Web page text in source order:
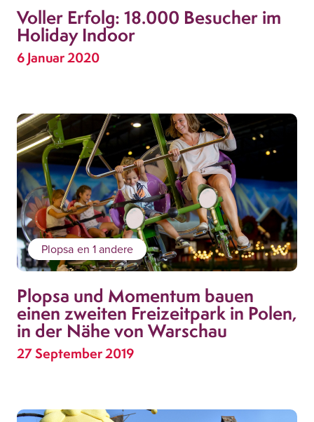
Voller Erfolg: 18.000 Besucher im
Holiday Indoor
6 Januar 2020
Plopsa en 1 andere
Plopsa und Momentum bauen
einen zweiten Freizeitpark in Polen,
in der Nähe von Warschau
27 September 2019